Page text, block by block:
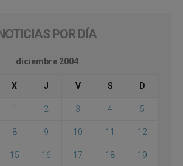
NOTICIAS POR DÍA
diciembre 2004
X J V S D
1 2 3 4 5
8 9 10 11 12
15 16 17 18 19